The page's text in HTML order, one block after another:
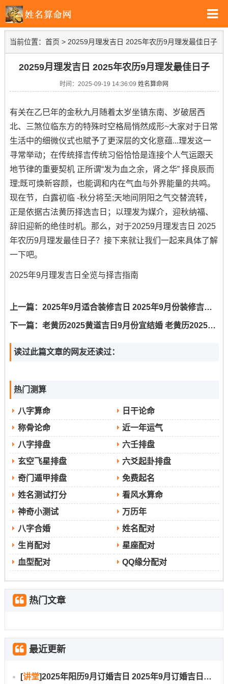
当前位置： 首页 > 20259月理发吉日 2025年农历9月理发最佳日子
20259月理发吉日 2025年农历9月理发最佳日子
时间：2025-09-19 14:36:09 姓名算命网
有关在乙巳年的金秋九月随着太岁坐镇东南、岁破居西
北、三煞位临东方的特殊时空格局悄然成形~大家对于日常
生活中的细微仪式也赋予了更深层的文化意蕴...理发这一
寻常举动；在传统择吉传统习俗恰恰是连接个人气运跟天
地节律的重要契机 正所谓“发为血之余，肾之华” 择良辰而
理;既可焕新容颜，也能调和内在气血与外界能量的共鸣。
现在节，白露初临 -秋分将至;天地间阴阳之气交替流转，
正是依据古法黄历择选吉日；以理发为媒介，迎秋纳福、
辞旧迎新的绝佳时机。那么，对于20259月理发吉日 2025
年农历9月理发最佳日子？接下来就让我们一起来具体了解
一下吧。
2025年9月理发吉日全览与择吉指南
上一篇： 2025年9月适合装修吉日 2025年9月份装修吉日有哪几天
下一篇： 老黄历2025黄道吉日9月份宜结婚 老黄历2025黄道吉日九月
读过此篇文章的网友还读过：
热门测算
八字算命
日干论命
称骨论命
近一年运气
八字排盘
六壬排盘
玄空飞星排盘
六爻起卦排盘
奇门遁甲排盘
免费起名
姓名测试打分
看风水算命
神奇小测试
万历年
八字合婚
姓名配对
生肖配对
星座配对
血型配对
QQ缘分配对
热门文章
最近更新
[讲堂]2025年阳历9月订婚吉日 2025年9月订婚吉日有哪几天